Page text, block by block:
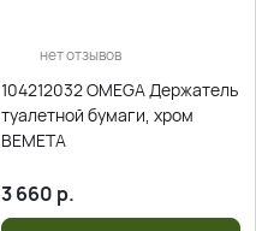
нет отзывов
104212032 OMEGA Держатель
туалетной бумаги, хром
BEMETA
3 660 р.